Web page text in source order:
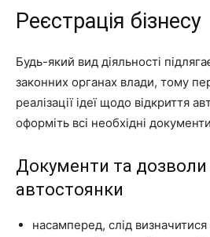
Реєстрація бізнесу
Будь-який вид діяльності
законних органах влади, тому
реалізації ідеї щодо відкриття
оформіть всі необхідні
Документи та дозволи
автостоянки
насамперед, слід